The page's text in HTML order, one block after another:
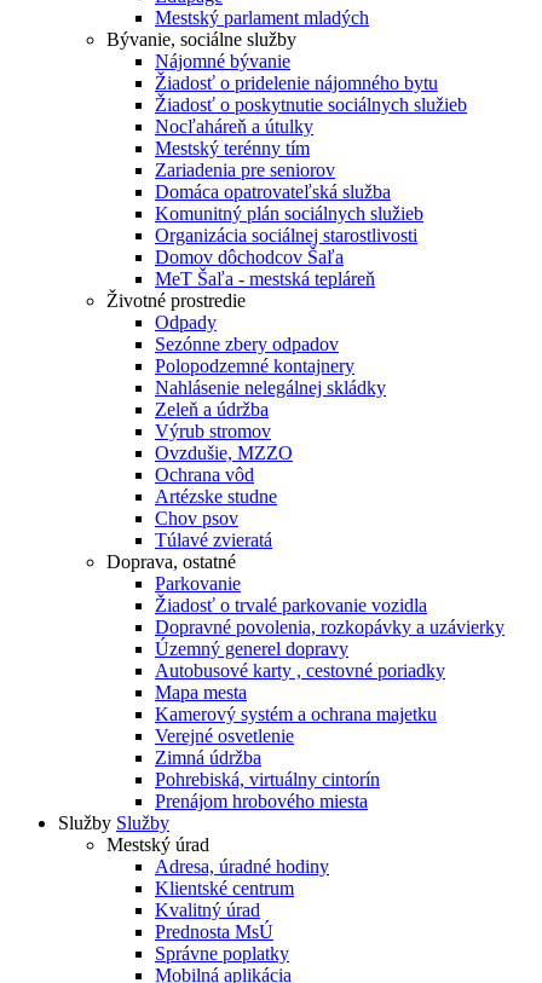
Mestský parlament mladých
Bývanie, sociálne služby
Nájomné bývanie
Žiadosť o pridelenie nájomného bytu
Žiadosť o poskytnutie sociálnych služieb
Nocľaháreň a útulky
Mestský terénny tím
Zariadenia pre seniorov
Domáca opatrovateľská služba
Komunitný plán sociálnych služieb
Organizácia sociálnej starostlivosti
Domov dôchodcov Šaľa
MeT Šaľa - mestská tepláreň
Životné prostredie
Odpady
Sezónne zbery odpadov
Polopodzemné kontajnery
Nahlásenie nelegálnej skládky
Zeleň a údržba
Výrub stromov
Ovzdušie, MZZO
Ochrana vôd
Artézske studne
Chov psov
Túlavé zvieratá
Doprava, ostatné
Parkovanie
Žiadosť o trvalé parkovanie vozidla
Dopravné povolenia, rozkopávky a uzávierky
Územný generel dopravy
Autobusové karty , cestovné poriadky
Mapa mesta
Kamerový systém a ochrana majetku
Verejné osvetlenie
Zimná údržba
Pohrebiská, virtuálny cintorín
Prenájom hrobového miesta
Služby Služby
Mestský úrad
Adresa, úradné hodiny
Klientské centrum
Kvalitný úrad
Prednosta MsÚ
Správne poplatky
Mobilná aplikácia